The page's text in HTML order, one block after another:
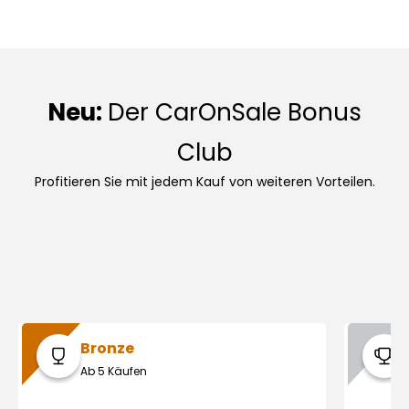
Neu: Der CarOnSale Bonus
Club
Profitieren Sie mit jedem Kauf von weiteren Vorteilen.
Bronze
Ab 5 Käufen